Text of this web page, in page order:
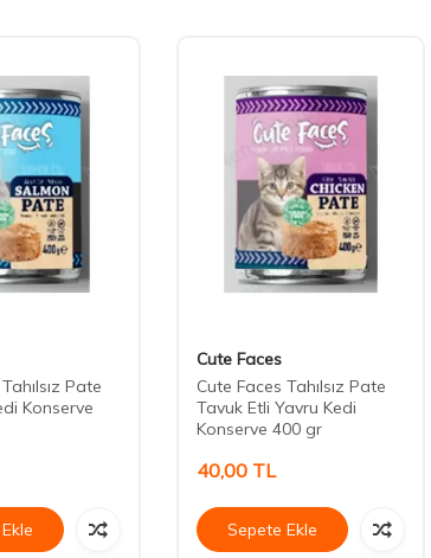
Pate
Konserve
Cute Faces
Cute Faces Tahılsız Pate
Tavuk Etli Yavru Kedi
Konserve 400 gr
40,00 TL
Sepete Ekle